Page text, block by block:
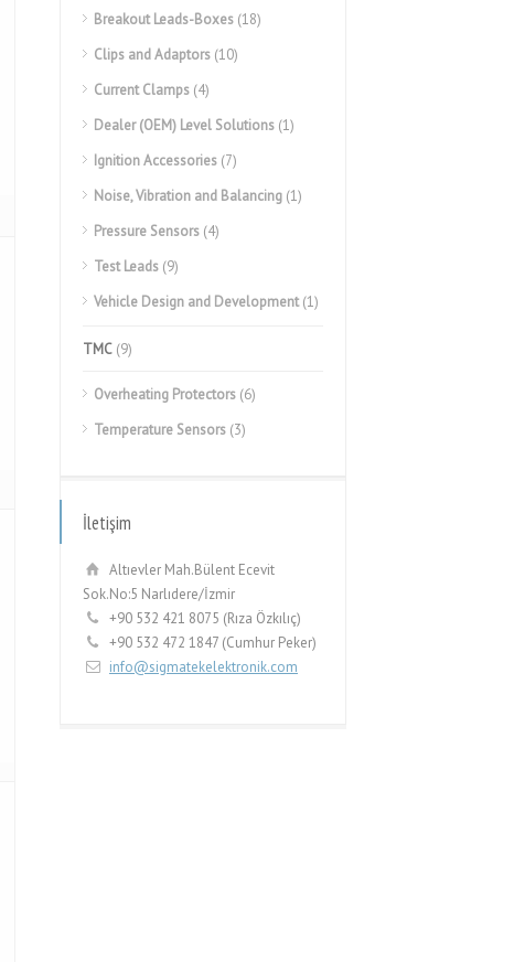
Breakout Leads-Boxes (18)
Clips and Adaptors (10)
Current Clamps (4)
Dealer (OEM) Level Solutions (1)
Ignition Accessories (7)
Noise, Vibration and Balancing (1)
Pressure Sensors (4)
Test Leads (9)
Vehicle Design and Development(1)
TMC (9)
Overheating Protectors (6)
Temperature Sensors (3)
İletişim
Altıevler Mah.Bülent Ecevit
Sok.No:5 Narlıdere/İzmir
+90 532 421 8075 (Rıza Özkılıç)
+90 532 472 1847 (Cumhur Peker)
info@sigmatekelektronik.com